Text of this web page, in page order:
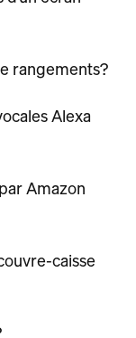
rangements?
Alexa
Amazon
caisse